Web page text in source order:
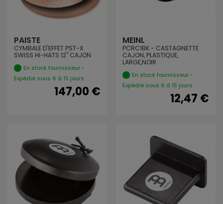
PAISTE
CYMBALE D'EFFET PST-X
SWISS HI-HATS 12" CAJON
En stock fournisseur -
Expédié sous 6 à 15 jours
147,00 €
MEINL
PCRC1BK - CASTAGNETTE
CAJON, PLASTIQUE,
LARGE,NOIR
En stock fournisseur -
Expédié sous 6 à 15 jours
12,47 €